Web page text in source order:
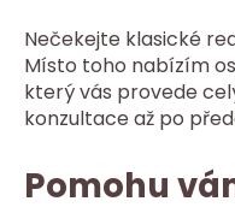
Nečekejte klasické
Místo toho nabízím
který vás provede
konzultace až po
Pomohu